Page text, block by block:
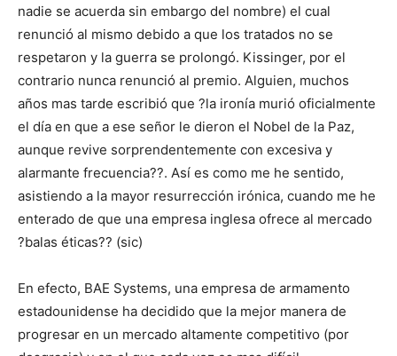
nadie se acuerda sin embargo del nombre) el cual
renunció al mismo debido a que los tratados no se
respetaron y la guerra se prolongó. Kissinger, por el
contrario nunca renunció al premio. Alguien, muchos
años mas tarde escribió que ?la ironía murió oficialmente
el día en que a ese señor le dieron el Nobel de la Paz,
aunque revive sorprendentemente con excesiva y
alarmante frecuencia??. Así es como me he sentido,
asistiendo a la mayor resurrección irónica, cuando me he
enterado de que una empresa inglesa ofrece al mercado
?balas éticas?? (sic)
En efecto, BAE Systems, una empresa de armamento
estadounidense ha decidido que la mejor manera de
progresar en un mercado altamente competitivo (por